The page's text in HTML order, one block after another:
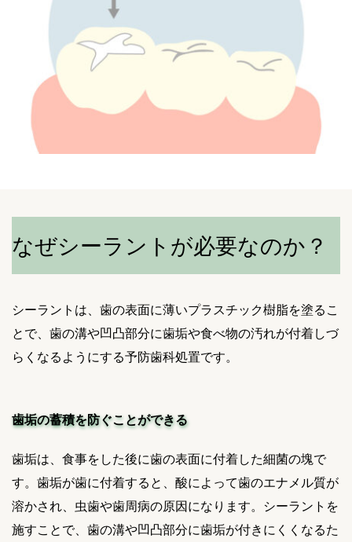
なぜシーラントが必要なのか？
シーラントは、歯の表面に薄いプラスチック樹脂を塗るこ
とで、歯の溝や凹凸部分に歯垢や食べ物の汚れが付着しづ
らくなるようにする予防歯科処置です。
歯垢の蓄積を防ぐことができる
歯垢は、食事をした後に歯の表面に付着した細菌の塊で
す。歯垢が歯に付着すると、酸によって歯のエナメル質が
溶かされ、虫歯や歯周病の原因になります。シーラントを
施すことで、歯の溝や凹凸部分に歯垢が付きにくくなるた